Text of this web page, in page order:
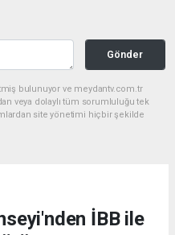
Gönder
bulunuyor ve meydantv.com.tr
veya dolaylı tüm sorumluluğu tek
site yönetimi hiçbir şekilde
İBB ile